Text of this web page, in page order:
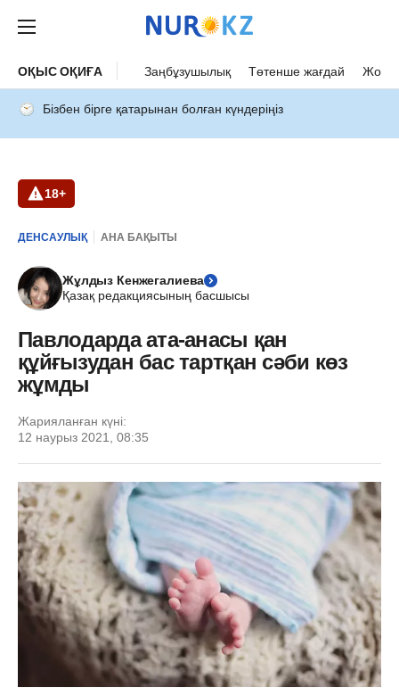
ОҚЫС ОҚИҒА Заңбұзушылық Төтенше жағдай Жол
Бізбен бірге қатарынан болған күндеріңіз
18+
ДЕНСАУЛЫҚ АНА БАҚЫТЫ
Жұлдыз Кенжегалиева
Қазақ редакциясының басшысы
Павлодарда ата-анасы қан
құйғызудан бас тартқан сәби көз
жұмды
Жарияланған күні:
12 наурыз 2021, 08:35